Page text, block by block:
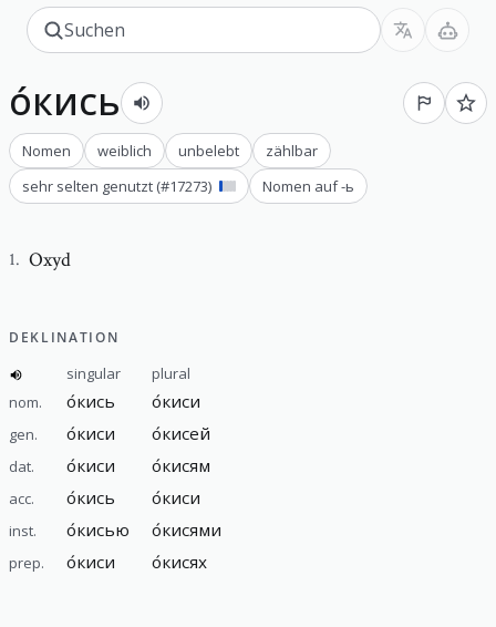
о́кись
Nomen weiblich unbelebt
zählbar
sehr selten genutzt (#17273) Nomen auf -ь
1. Oxyd
DEKLINATION
singular
plural
nom.
о́кись о́киси
gen. о́киси о́кисей
dat. о́киси о́кисям
acc. о́кись о́киси
inst. о́кисью о́кисями
prep. о́киси о́кисях